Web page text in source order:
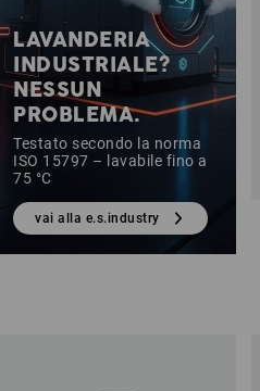
LAVANDERIA
INDUSTRIALE?
NESSUN
PROBLEMA.
Testato secondo la norma
ISO 15797 – lavabile fino a
75 °C
vai alla e.s.industry